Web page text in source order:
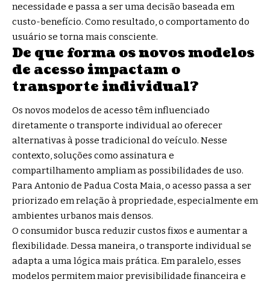
necessidade e passa a ser uma decisão baseada em
custo-benefício. Como resultado, o comportamento do
usuário se torna mais consciente.
De que forma os novos modelos
de acesso impactam o
transporte individual?
Os novos modelos de acesso têm influenciado
diretamente o transporte individual ao oferecer
alternativas à posse tradicional do veículo. Nesse
contexto, soluções como assinatura e
compartilhamento ampliam as possibilidades de uso.
Para Antonio de Padua Costa Maia, o acesso passa a ser
priorizado em relação à propriedade, especialmente em
ambientes urbanos mais densos.
O consumidor busca reduzir custos fixos e aumentar a
flexibilidade. Dessa maneira, o transporte individual se
adapta a uma lógica mais prática. Em paralelo, esses
modelos permitem maior previsibilidade financeira e